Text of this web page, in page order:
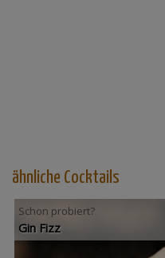
ähnliche Cocktails
Schon probiert?
Gin Fizz